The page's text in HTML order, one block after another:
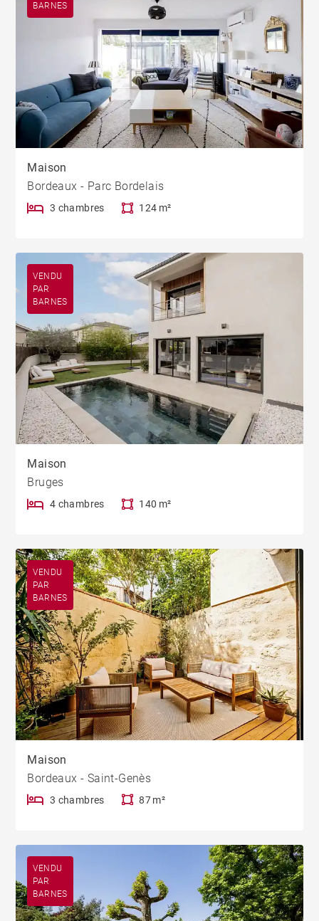
BARNES
Maison
Bordeaux - Parc Bordelais
3 chambres 124 m²
VENDU
PAR
BARNES
Maison
Bruges
4 chambres 140 m²
VENDU
PAR
BARNES
Maison
Bordeaux - Saint-Genès
3 chambres 87 m²
VENDU
PAR
BARNES